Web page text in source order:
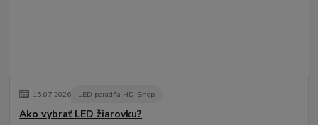
15.07.2026 LED poradňa HD-Shop
Ako vybrať LED žiarovku?